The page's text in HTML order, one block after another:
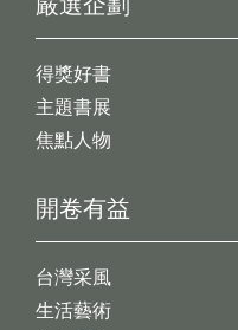
開卷有益
台灣采風
生活藝術
得獎好書
主題書展
焦點人物